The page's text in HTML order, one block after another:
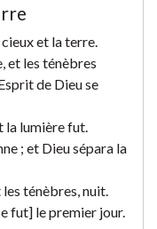
et la terre.
et les ténèbres
de Dieu se
la lumière fut.
; et Dieu sépara la
ténèbres, nuit.
fut] le premier jour.